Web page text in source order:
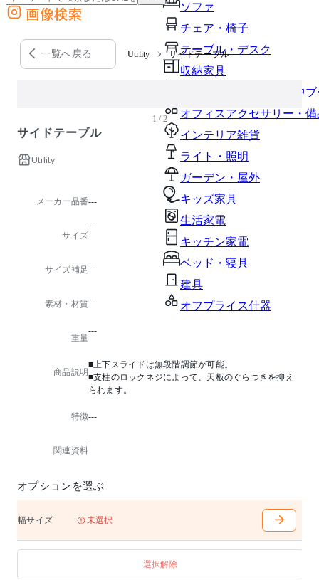
ソファ
チェア・椅子
テーブル・デスク
収納家具
パーソナルブース・集中
オフィスアクセサリー・備
インテリア雑貨
ライト・照明
ガーデン・屋外
キッズ家具
生活家電
キッチン家電
ベッド・寝具
建具
オフプライス什器
外部サイトの商品をカートに追加
他のサイトで見つけた商品ページのURLを貼り付けて、カートに追加できます
画像検索
一覧へ戻る Utility サイドテーブル
1 / 2
サイドテーブル
Utility
メーカー品番---
サイズ
---
サイズ補足
---
素材・材質
---
重量
---
商品説明
■上下スライドは無段階調節が可能。
■支柱のロックネジによって、天板のぐらつきを抑え
られます。
特徴---
関連資料
-
オプションを選ぶ
幅サイズ 未選択
選択解除